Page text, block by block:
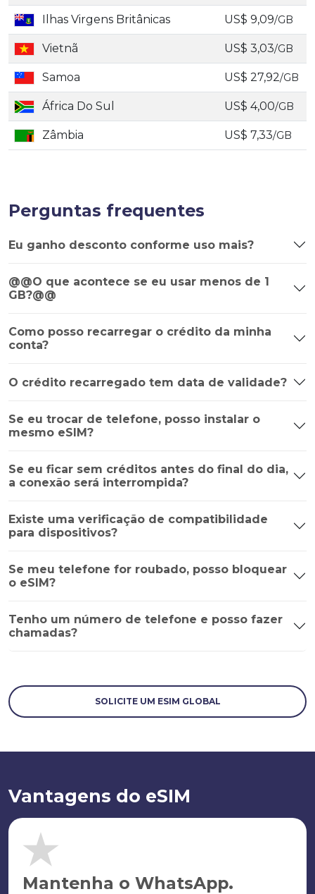
Ilhas Virgens Britânicas US$ 9,09/GB
Vietnã US$ 3,03/GB
Samoa US$ 27,92/GB
África Do Sul US$ 4,00/GB
Zâmbia US$ 7,33/GB
Perguntas frequentes
Eu ganho desconto conforme uso mais?
@@O que acontece se eu usar menos de 1
GB?@@
Como posso recarregar o crédito da minha
conta?
O crédito recarregado tem data de validade?
Se eu trocar de telefone, posso instalar o
mesmo eSIM?
Se eu ficar sem créditos antes do final do dia,
a conexão será interrompida?
Existe uma verificação de compatibilidade
para dispositivos?
Se meu telefone for roubado, posso bloquear
o eSIM?
Tenho um número de telefone e posso fazer
chamadas?
SOLICITE UM ESIM GLOBAL
Vantagens do eSIM
Mantenha o WhatsApp.